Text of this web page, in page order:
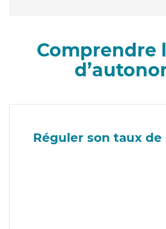
Comprendre
Réguler son taux